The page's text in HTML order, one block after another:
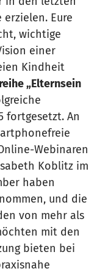
Eure
wichtige
einer
Kindheit
„Elternsein
fortgesetzt. An
Webinaren
Koblitz im
haben
und die
von mehr als
mit den
bieten bei